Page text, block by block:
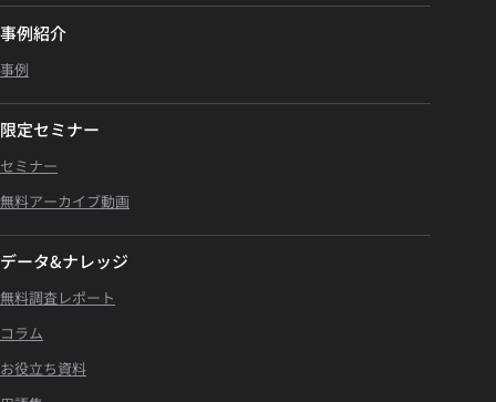
事例紹介
事例
限定セミナー
セミナー
無料アーカイブ動画
データ&ナレッジ
無料調査レポート
コラム
お役立ち資料